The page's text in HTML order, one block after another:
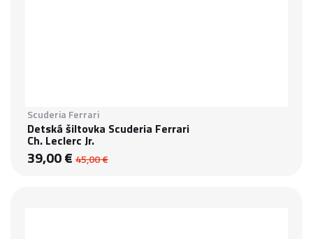
Scuderia Ferrari
Detská šiltovka Scuderia Ferrari
Ch. Leclerc Jr.
39,00 € 45,00 €